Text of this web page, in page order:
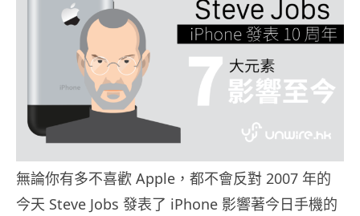
無論你有多不喜歡 Apple，都不會反對 2007 年的
今天 Steve Jobs 發表了 iPhone 影響著今日手機的